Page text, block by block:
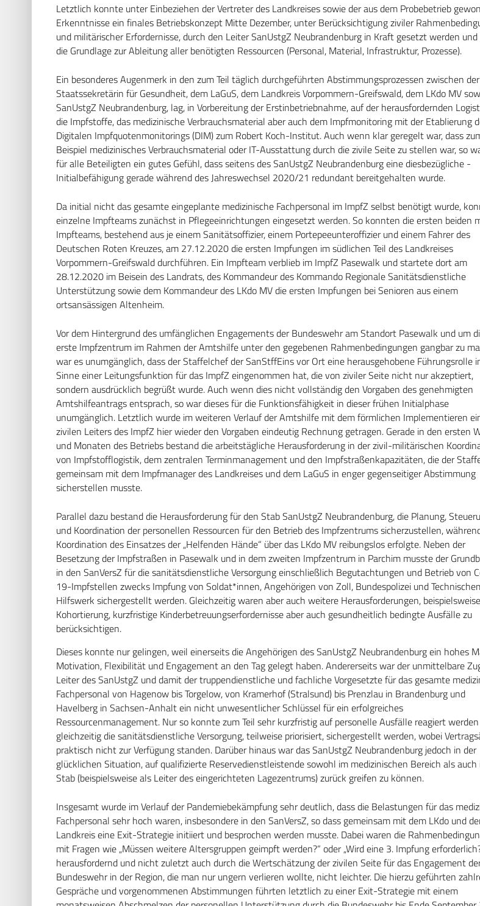
Letztlich konnte unter Einbeziehen der Vertreter des Landkreises sowie der aus dem Probebetrieb
Erkenntnisse ein finales Betriebskonzept Mitte Dezember, unter Berücksichtigung ziviler
und militärischer Erfordernisse, durch den Leiter SanUstgZ Neubrandenburg in Kraft gesetzt werden
die Grundlage zur Ableitung aller benötigten Ressourcen (Personal, Material, Infrastruktur, Prozesse).
Ein besonderes Augenmerk in den zum Teil täglich durchgeführten Abstimmungsprozessen zwischen der
Staatssekretärin für Gesundheit, dem LaGuS, dem Landkreis Vorpommern-Greifswald, dem LKdo MV
SanUstgZ Neubrandenburg, lag, in Vorbereitung der Erstinbetriebnahme, auf der herausfordernden
die Impfstoffe, das medizinische Verbrauchsmaterial aber auch dem Impfmonitoring mit der Etablierung
Digitalen Impfquotenmonitorings (DIM) zum Robert Koch-Institut. Auch wenn klar geregelt war, dass
Beispiel medizinisches Verbrauchsmaterial oder IT-Ausstattung durch die zivile Seite zu stellen war, so
für alle Beteiligten ein gutes Gefühl, dass seitens des SanUstgZ Neubrandenburg eine diesbezügliche ­
Initialbefähigung gerade während des Jahreswechsel 2020/21 redundant bereitgehalten wurde.
Da initial nicht das gesamte eingeplante medizinische Fachpersonal im ImpfZ selbst benötigt wurde,
einzelne Impfteams zunächst in Pflegeeinrichtungen eingesetzt werden. So konnten die ersten beiden
Impfteams, bestehend aus je einem Sanitätsoffizier, einem Portepeeunteroffizier und einem Fahrer des
Deutschen Roten Kreuzes, am 27.12.2020 die ersten Impfungen im südlichen Teil des Landkreises
Vorpommern-Greifswald durchführen. Ein Impfteam verblieb im ImpfZ Pasewalk und startete dort am
28.12.2020 im Beisein des Landrats, des Kommandeur des Kommando Regionale Sanitätsdienstliche
Unterstützung sowie dem Kommandeur des LKdo MV die ersten Impfungen bei Senioren aus einem
ortsansässigen Altenheim.
Vor dem Hintergrund des umfänglichen Engagements der Bundeswehr am Standort Pasewalk und um
erste Impfzentrum im Rahmen der Amtshilfe unter den gegebenen Rahmenbedingungen gangbar zu
war es unumgänglich, dass der Staffelchef der SanStffEins vor Ort eine herausgehobene Führungsrolle
Sinne einer Leitungsfunktion für das ImpfZ eingenommen hat, die von ziviler Seite nicht nur akzeptiert,
sondern ausdrücklich begrüßt wurde. Auch wenn dies nicht vollständig den Vorgaben des genehmigten
Amtshilfeantrags entsprach, so war dieses für die Funktionsfähigkeit in dieser frühen Initialphase
unumgänglich. Letztlich wurde im weiteren Verlauf der Amtshilfe mit dem förmlichen Implementieren
zivilen Leiters des ImpfZ hier wieder den Vorgaben eindeutig Rechnung getragen. Gerade in den ersten
und Monaten des Betriebs bestand die arbeitstägliche Herausforderung in der zivil-militärischen
von Impfstofflogistik, dem zentralen Terminmanagement und den Impfstraßenkapazitäten, die der
gemeinsam mit dem Impfmanager des Landkreises und dem LaGuS in enger gegenseitiger Abstimmung
sicherstellen musste.
Parallel dazu bestand die Herausforderung für den Stab SanUstgZ Neubrandenburg, die Planung,
und Koordination der personellen Ressourcen für den Betrieb des Impfzentrums sicherzustellen,
Koordination des Einsatzes der „Helfenden Hände“ über das LKdo MV reibungslos erfolgte. Neben der
Besetzung der Impfstraßen in Pasewalk und in dem zweiten Impfzentrum in Parchim musste der
in den SanVersZ für die sanitätsdienstliche Versorgung einschließlich Begutachtungen und Betrieb von
19-Impfstellen zwecks Impfung von Soldat*innen, Angehörigen von Zoll, Bundespolizei und
Hilfswerk sichergestellt werden. Gleichzeitig waren aber auch weitere Herausforderungen, beispielsweise
Kohortierung, kurzfristige Kinderbetreuungserfordernisse aber auch gesundheitlich bedingte Ausfälle zu
berücksichtigen.
Dieses konnte nur gelingen, weil einerseits die Angehörigen des SanUstgZ Neubrandenburg ein hohes
Motivation, Flexibilität und Engagement an den Tag gelegt haben. Andererseits war der unmittelbare
Leiter des SanUstgZ und damit der truppendienstliche und fachliche Vorgesetzte für das gesamte
Fachpersonal von Hagenow bis Torgelow, von Kramerhof (Stralsund) bis Prenzlau in Brandenburg und
Havelberg in Sachsen-Anhalt ein nicht unwesentlicher Schlüssel für ein erfolgreiches
Ressourcenmanagement. Nur so konnte zum Teil sehr kurzfristig auf personelle Ausfälle reagiert
gleichzeitig die sanitätsdienstliche Versorgung, teilweise priorisiert, sichergestellt werden, wobei
praktisch nicht zur Verfügung standen. Darüber hinaus war das SanUstgZ Neubrandenburg jedoch in der
glücklichen Situation, auf qualifizierte Reservedienstleistende sowohl im medizinischen Bereich als auch
Stab (beispielsweise als Leiter des eingerichteten Lagezentrums) zurück greifen zu können.
Insgesamt wurde im Verlauf der Pandemiebekämpfung sehr deutlich, dass die Belastungen für das
Fachpersonal sehr hoch waren, insbesondere in den SanVersZ, so dass gemeinsam mit dem LKdo und
Landkreis eine Exit-Strategie initiiert und besprochen werden musste. Dabei waren die
mit Fragen wie „Müssen weitere Altersgruppen geimpft werden?“ oder „Wird eine 3. Impfung
herausfordernd und nicht zuletzt auch durch die Wertschätzung der zivilen Seite für das Engagement
Bundeswehr in der Region, die man nur ungern verlieren wollte, nicht leichter. Die hierzu geführten
Gespräche und vorgenommenen Abstimmungen führten letztlich zu einer Exit-Strategie mit einem